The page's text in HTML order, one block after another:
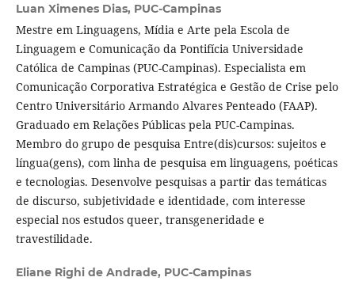
Luan Ximenes Dias, PUC-Campinas
Mestre em Linguagens, Mídia e Arte pela Escola de
Linguagem e Comunicação da Pontifícia Universidade
Católica de Campinas (PUC-Campinas). Especialista em
Comunicação Corporativa Estratégica e Gestão de Crise pelo
Centro Universitário Armando Alvares Penteado (FAAP).
Graduado em Relações Públicas pela PUC-Campinas.
Membro do grupo de pesquisa Entre(dis)cursos: sujeitos e
língua(gens), com linha de pesquisa em linguagens, poéticas
e tecnologias. Desenvolve pesquisas a partir das temáticas
de discurso, subjetividade e identidade, com interesse
especial nos estudos queer, transgeneridade e
travestilidade.
Eliane Righi de Andrade, PUC-Campinas